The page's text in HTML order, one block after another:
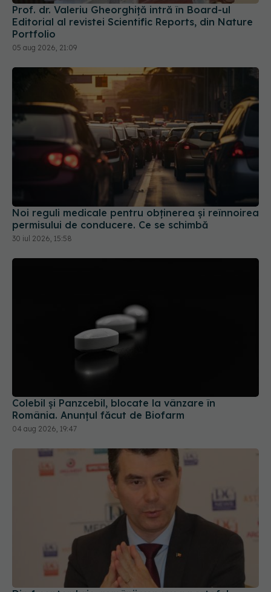
05 aug 2026, 21:09
Noi reguli medicale pentru obținerea și reînnoirea
permisului de conducere. Ce se schimbă
30 iul 2026, 15:58
Colebil și Panzcebil, blocate la vânzare în
04 aug 2026, 19:47
Din 1 septembrie, românii vor avea portofel
digital de sănătate. Ce este "E-Sănătatea Mea" și
ce beneficii aduce pacienților